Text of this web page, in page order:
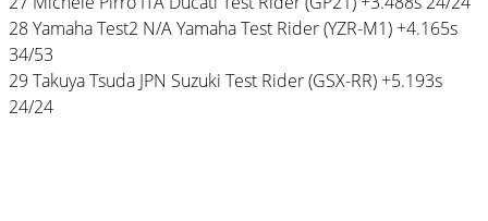
28 Yamaha Test2 N/A Yamaha Test Rider (YZR-M1) +4.165s
34/53
29 Takuya Tsuda JPN Suzuki Test Rider (GSX-RR) +5.193s
24/24